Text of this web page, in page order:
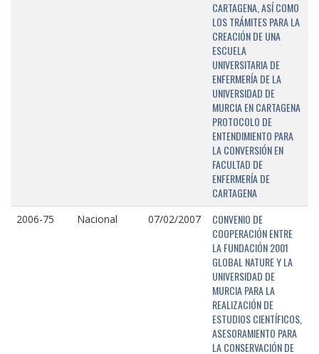
CARTAGENA, ASÍ COMO
LOS TRÁMITES PARA LA
CREACIÓN DE UNA
ESCUELA
UNIVERSITARIA DE
ENFERMERÍA DE LA
UNIVERSIDAD DE
MURCIA EN CARTAGENA
PROTOCOLO DE
ENTENDIMIENTO PARA
LA CONVERSIÓN EN
FACULTAD DE
ENFERMERÍA DE
CARTAGENA
2006-75 Nacional 07/02/2007
CONVENIO DE
COOPERACIÓN ENTRE
LA FUNDACIÓN 2001
GLOBAL NATURE Y LA
UNIVERSIDAD DE
MURCIA PARA LA
REALIZACIÓN DE
ESTUDIOS CIENTÍFICOS,
ASESORAMIENTO PARA
LA CONSERVACIÓN DE